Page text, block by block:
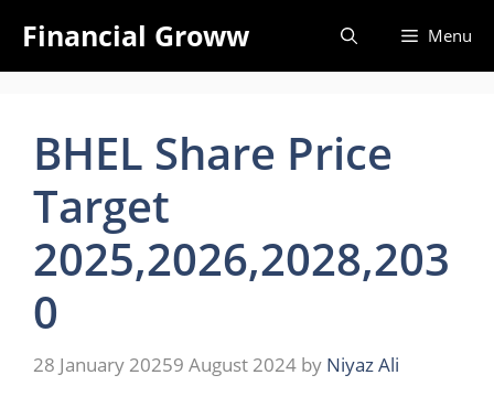
content
Financial Groww Menu
BHEL Share Price
Target
2025,2026,2028,203
0
28 January 20259 August 2024 by Niyaz Ali